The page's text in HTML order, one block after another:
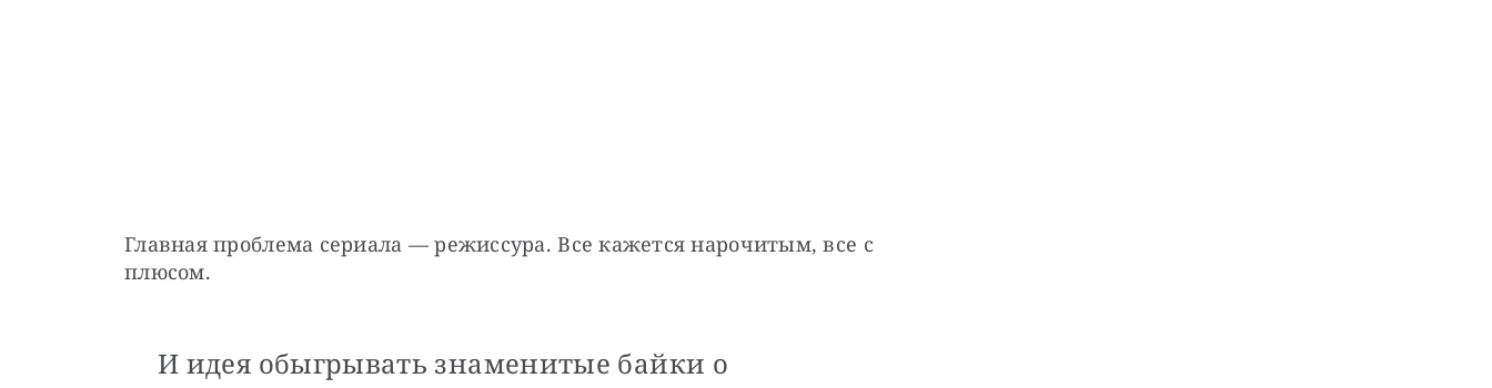
Главная проблема сериала — режиссура. Все кажется нарочитым, все с
плюсом.
И идея обыгрывать знаменитые байки о